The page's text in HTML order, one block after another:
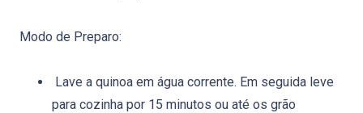
Modo de Preparo:
Lave a quinoa em água corrente. Em seguida leve
para cozinha por 15 minutos ou até os grão